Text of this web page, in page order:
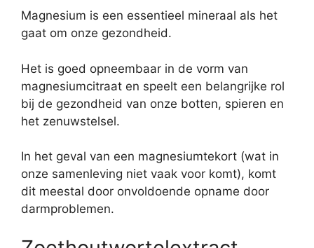
Magnesium is een essentieel mineraal als het
gaat om onze gezondheid.
Het is goed opneembaar in de vorm van
magnesiumcitraat en speelt een belangrijke rol
bij de gezondheid van onze botten, spieren en
het zenuwstelsel.
In het geval van een magnesiumtekort (wat in
onze samenleving niet vaak voor komt), komt
dit meestal door onvoldoende opname door
darmproblemen.